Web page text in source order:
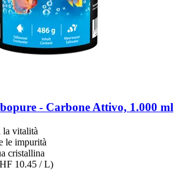
-​ Carbone Attivo, 1.000 ml
vitalità
le impurità
cristallina
10.45 / L)